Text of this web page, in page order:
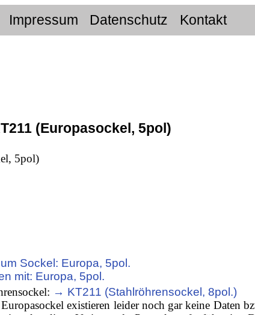
Impressum Datenschutz Kontakt
(Europasockel, 5pol)
5pol)
Sockel: Europa, 5pol.
mit: Europa, 5pol.
→ KT211 (Stahlröhrensockel, 8pol.)
existieren leider noch gar keine Daten